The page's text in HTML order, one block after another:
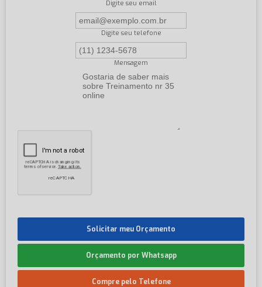
Digite seu email
Digite seu telefone
Mensagem
Solicitar meu Orçamento
Orçamento por Whatsapp
Compre pelo Telefone